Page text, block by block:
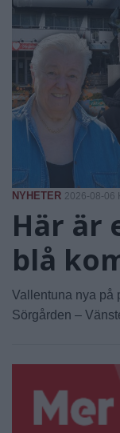
NYHETER 2026-08-06
Här är
blå
Vallentuna nya på
Sörgården –